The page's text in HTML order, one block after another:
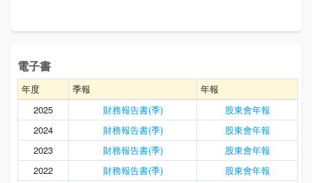
電子書
年度 季報
年報
2025
財務報告書(季)
股東會年報
2024
財務報告書(季)
股東會年報
2023
財務報告書(季)
股東會年報
2022
財務報告書(季)
股東會年報